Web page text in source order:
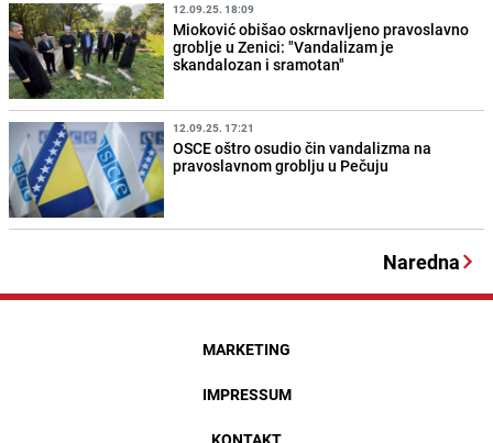
12.09.25. 18:09
Mioković obišao oskrnavljeno pravoslavno
groblje u Zenici: "Vandalizam je
skandalozan i sramotan"
12.09.25. 17:21
OSCE oštro osudio čin vandalizma na
pravoslavnom groblju u Pečuju
Naredna
MARKETING
IMPRESSUM